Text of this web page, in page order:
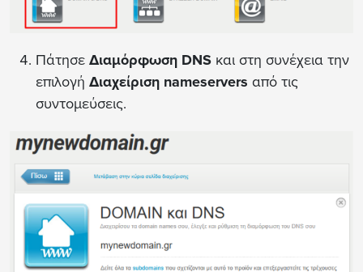
Πάτησε Διαμόρφωση DNS και στη συνέχεια την
επιλογή Διαχείριση nameservers από τις
συντομεύσεις.